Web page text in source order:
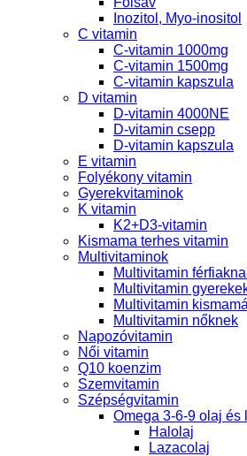
Inozitol, Myo-inositol
C vitamin
C-vitamin 1000mg
C-vitamin 1500mg
C-vitamin kapszula
D vitamin
D-vitamin 4000NE
D-vitamin csepp
D-vitamin kapszula
E vitamin
Folyékony vitamin
Gyerekvitaminok
K vitamin
K2+D3-vitamin
Kismama terhes vitamin
Multivitaminok
Multivitamin
Multivitamin
Multivitamin
Multivitamin nőknek
Napozóvitamin
Női vitamin
Q10 koenzim
Szemvitamin
Szépségvitamin
Omega 3-6-9 olaj és
Halolaj
Lazacolaj